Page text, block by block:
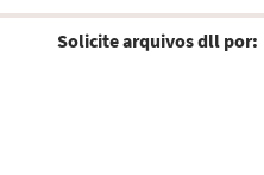
Solicite arquivos dll por: